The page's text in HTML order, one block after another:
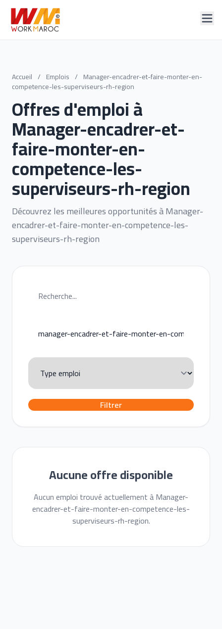
Accueil / Emplois / Manager-encadrer-et-faire-monter-en-
competence-les-superviseurs-rh-region
Offres d'emploi à
Manager-encadrer-et-
faire-monter-en-
competence-les-
superviseurs-rh-region
Découvrez les meilleures opportunités à Manager-
encadrer-et-faire-monter-en-competence-les-
superviseurs-rh-region
Filtrer
Aucune offre disponible
Aucun emploi trouvé actuellement à Manager-
encadrer-et-faire-monter-en-competence-les-
superviseurs-rh-region.